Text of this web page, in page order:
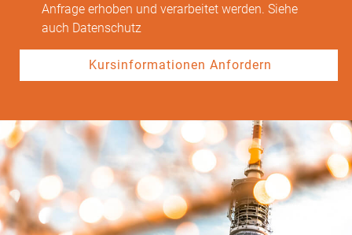
Anfrage erhoben und verarbeitet werden. Siehe
auch Datenschutz